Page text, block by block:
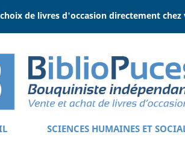
de livres d'occasion directement chez
SCIENCES HUMAINES ET